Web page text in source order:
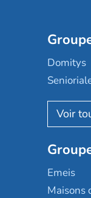
Domitys
Nohée
Les
Mobicap
Domusvi
Happy
Emeis
Maisons